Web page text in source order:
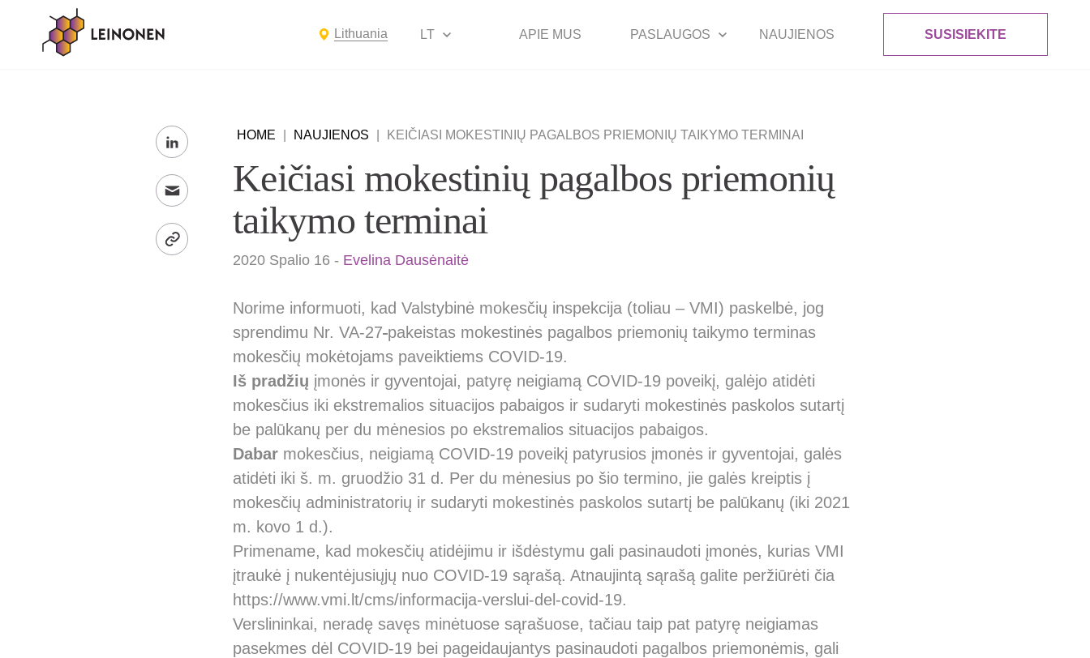
Lithuania LT APIE MUS PASLAUGOS NAUJIENOS SUSISIEKITE
HOME NAUJIENOS KEIČIASI MOKESTINIŲ PAGALBOS PRIEMONIŲ TAIKYMO TERMINAI
Keičiasi mokestinių pagalbos priemonių
taikymo terminai
2020 Spalio 16 - Evelina Dausėnaitė
Norime informuoti, kad Valstybinė mokesčių inspekcija (toliau – VMI) paskelbė, jog
sprendimu Nr. VA-27 pakeistas mokestinės pagalbos priemonių taikymo terminas
mokesčių mokėtojams paveiktiems COVID-19.
Iš pradžių įmonės ir gyventojai, patyrę neigiamą COVID-19 poveikį, galėjo atidėti
mokesčius iki ekstremalios situacijos pabaigos ir sudaryti mokestinės paskolos sutartį
be palūkanų per du mėnesios po ekstremalios situacijos pabaigos.
Dabar mokesčius, neigiamą COVID-19 poveikį patyrusios įmonės ir gyventojai, galės
atidėti iki š. m. gruodžio 31 d. Per du mėnesius po šio termino, jie galės kreiptis į
mokesčių administratorių ir sudaryti mokestinės paskolos sutartį be palūkanų (iki 2021
m. kovo 1 d.).
Primename, kad mokesčių atidėjimu ir išdėstymu gali pasinaudoti įmonės, kurias VMI
įtraukė į nukentėjusiųjų nuo COVID-19 sąrašą. Atnaujintą sąrašą galite peržiūrėti čia
https://www.vmi.lt/cms/informacija-verslui-del-covid-19.
Verslininkai, neradę savęs minėtuose sąrašuose, tačiau taip pat patyrę neigiamas
pasekmes dėl COVID-19 bei pageidaujantys pasinaudoti pagalbos priemonėmis, gali